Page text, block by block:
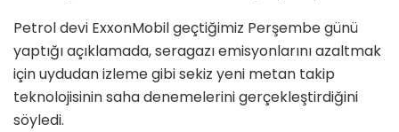
Petrol devi ExxonMobil geçtiğimiz Perşembe günü
yaptığı açıklamada, seragazı emisyonlarını azaltmak
için uydudan izleme gibi sekiz yeni metan takip
teknolojisinin saha denemelerini gerçekleştirdiğini
söyledi.